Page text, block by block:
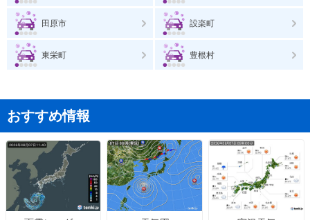
田原市 設楽町
東栄町 豊根村
おすすめ情報